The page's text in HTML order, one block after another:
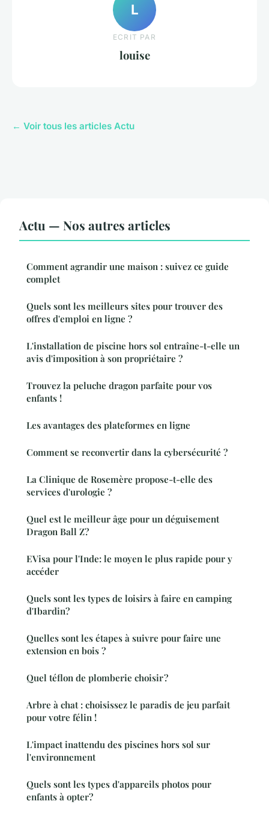
L
ECRIT PAR
louise
← Voir tous les articles Actu
Actu — Nos autres articles
Comment agrandir une maison : suivez ce guide
complet
Quels sont les meilleurs sites pour trouver des
offres d'emploi en ligne ?
L'installation de piscine hors sol entraîne-t-elle un
avis d'imposition à son propriétaire ?
Trouvez la peluche dragon parfaite pour vos
enfants !
Les avantages des plateformes en ligne
Comment se reconvertir dans la cybersécurité ?
La Clinique de Rosemère propose-t-elle des
services d'urologie ?
Quel est le meilleur âge pour un déguisement
Dragon Ball Z?
EVisa pour l'Inde: le moyen le plus rapide pour y
accéder
Quels sont les types de loisirs à faire en camping
d'Ibardin?
Quelles sont les étapes à suivre pour faire une
extension en bois ?
Quel téflon de plomberie choisir ?
Arbre à chat : choisissez le paradis de jeu parfait
pour votre félin !
L'impact inattendu des piscines hors sol sur
l'environnement
Quels sont les types d'appareils photos pour
enfants à opter?